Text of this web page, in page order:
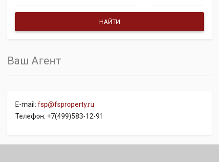
Ваш Агент
E-mail: fsp@fsproperty.ru
Телефон: +7(499)583-12-91